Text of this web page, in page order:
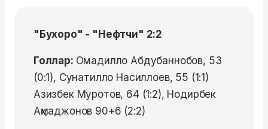
"Бухоро" - "Нефтчи" 2:2
Голлар: Омадилло Абдубаннобов, 53
(0:1), Сунатилло Насиллоев, 55 (1:1)
Азизбек Муротов, 64 (1:2), Нодирбек
Аҳмаджонов 90+6 (2:2)